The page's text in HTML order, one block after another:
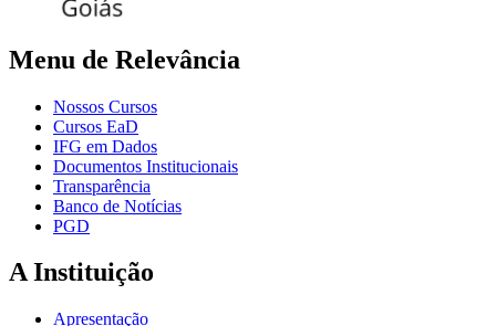
Menu de Relevância
Nossos Cursos
Cursos EaD
IFG em Dados
Documentos Institucionais
Transparência
Banco de Notícias
PGD
A Instituição
Apresentação